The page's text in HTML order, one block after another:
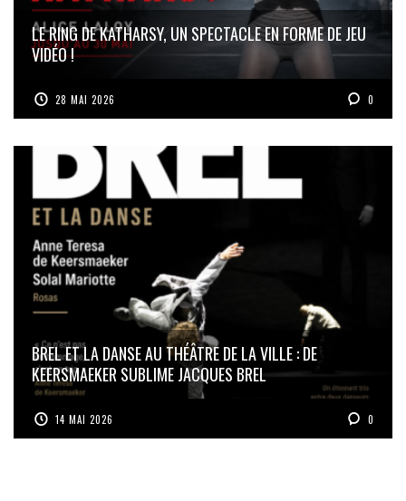
LE RING DE KATHARSY, UN SPECTACLE EN FORME DE JEU
VIDÉO !
28 MAI 2026 0
BREL ET LA DANSE AU THÉÂTRE DE LA VILLE : DE
KEERSMAEKER SUBLIME JACQUES BREL
14 MAI 2026 0